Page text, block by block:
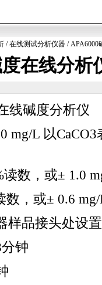
/在线测试分析仪器 / APA6000
在线分析
线碱度分析仪
mg/L 以
读数，或± 1.0
数，或± 0.6
样品接头处设
钟